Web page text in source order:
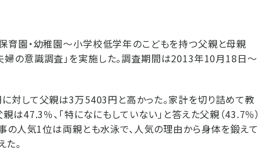
保育園・幼稚園～小学校低学年のこどもを持つ父親と母親
婦の意識調査」を実施した。調査期間は2013年10月18日～
対して父親は3万5403円と高かった。家計を切り詰めて教
47.3％、「特になにもしていない」と答えた父親（43.7％）
の人気1位は両親とも水泳で、人気の理由から身体を鍛えて
。